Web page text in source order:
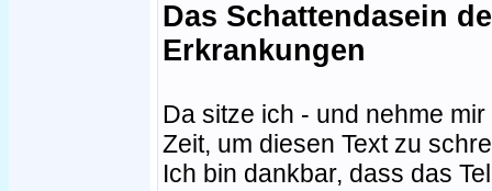
Das Schattendasein
Erkrankungen
Da sitze ich - und nehme
Zeit, um diesen Text zu
Ich bin dankbar, dass das